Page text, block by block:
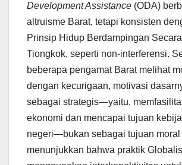
Development Assistance (ODA)
altruisme Barat, tetapi konsisten
Prinsip Hidup Berdampingan
Tiongkok, seperti non-interferensi.
beberapa pengamat Barat melihat
dengan kecurigaan, motivasi
sebagai strategis—yaitu,
ekonomi dan mencapai tujuan
negeri—bukan sebagai tujuan moral
menunjukkan bahwa praktik Globalis